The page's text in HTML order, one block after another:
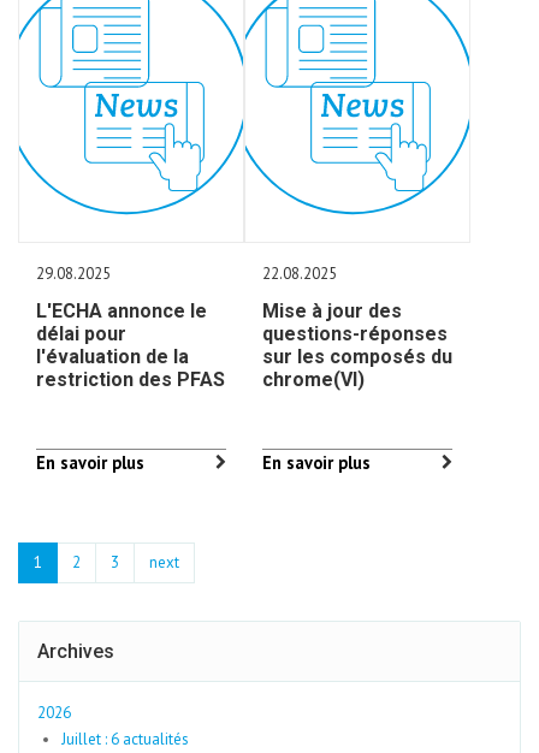
29.08.2025
L'ECHA annonce le
délai pour
l'évaluation de la
restriction des PFAS
En savoir plus
22.08.2025
Mise à jour des
questions-réponses
sur les composés du
chrome(VI)
En savoir plus
1 2 3 next
Archives
2026
Juillet : 6 actualités